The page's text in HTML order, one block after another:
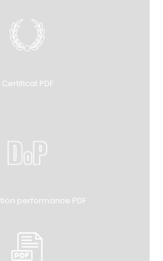
Certificat PDF
performance PDF